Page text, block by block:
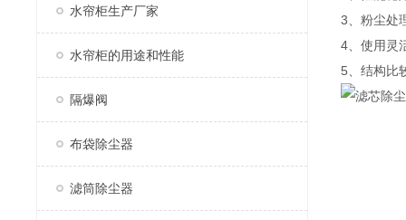
水帘柜生产厂家
水帘柜的用途和性能
隔爆阀
布袋除尘器
滤筒除尘器
3、粉尘处
4、使用灵
5、结构比